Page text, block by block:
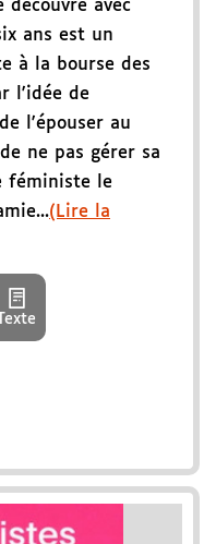
découvre avec
ans est un
à la bourse des
l'idée de
l'épouser au
ne pas gérer sa
féministe le
(Lire la